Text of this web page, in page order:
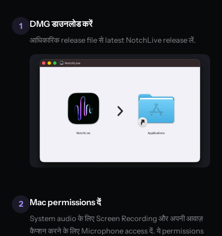
1 DMG डाउनलोड करें
आधिकारिक release file से latest NotchLive release लें.
2 Mac permissions दें
System audio के लिए Screen Recording और अपनी आवाज़
कैप्शन करने के लिए Microphone access दें. ये permissions